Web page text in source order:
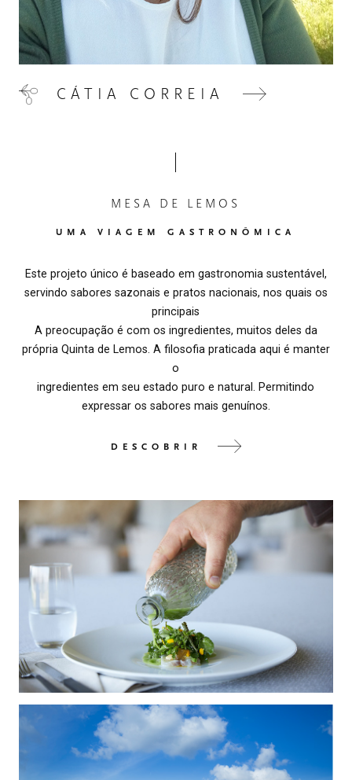
CÁTIA CORREIA
MESA DE LEMOS
UMA VIAGEM GASTRONÔMICA
Este projeto único é baseado em gastronomia sustentável,
servindo sabores sazonais e pratos nacionais, nos quais os
principais
A preocupação é com os ingredientes, muitos deles da
própria Quinta de Lemos. A filosofia praticada aqui é manter
o
ingredientes em seu estado puro e natural. Permitindo
expressar os sabores mais genuínos.
DESCOBRIR